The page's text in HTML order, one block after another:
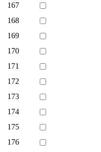
167
168
169
170
171
172
173
174
175
176